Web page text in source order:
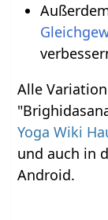
Alle
Yoga Wiki
und auch in
Android.